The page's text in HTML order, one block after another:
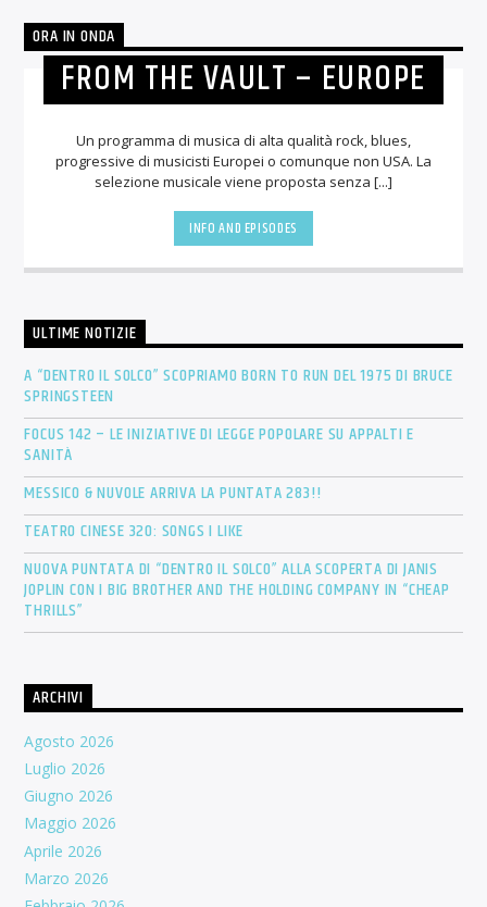
ORA IN ONDA
FROM THE VAULT – EUROPE
Un programma di musica di alta qualità rock, blues,
progressive di musicisti Europei o comunque non USA. La
selezione musicale viene proposta senza [...]
INFO AND EPISODES
ULTIME NOTIZIE
A “DENTRO IL SOLCO” SCOPRIAMO BORN TO RUN DEL 1975 DI BRUCE
SPRINGSTEEN
FOCUS 142 – LE INIZIATIVE DI LEGGE POPOLARE SU APPALTI E
SANITÀ
MESSICO & NUVOLE ARRIVA LA PUNTATA 283!!
TEATRO CINESE 320: SONGS I LIKE
NUOVA PUNTATA DI “DENTRO IL SOLCO” ALLA SCOPERTA DI JANIS
JOPLIN CON I BIG BROTHER AND THE HOLDING COMPANY IN “CHEAP
THRILLS”
ARCHIVI
Agosto 2026
Luglio 2026
Giugno 2026
Maggio 2026
Aprile 2026
Marzo 2026